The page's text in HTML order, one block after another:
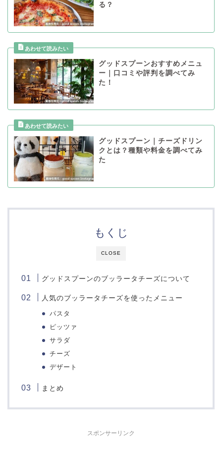
る？
グッドスプーンおすすめメニュ
ー｜口コミや評判を調べてみ
た！
グッドスプーン｜チーズドリン
クとは？種類や料金を調べてみ
た
CLOSE
もくじ
グッドスプーンのブッラータチーズについて
人気のブッラータチーズを使ったメニュー
パスタ
ピッツァ
サラダ
チーズ
デザート
まとめ
スポンサーリンク